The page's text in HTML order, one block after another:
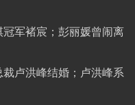
军褚宸；彭丽媛曾闹离
卢洪峰结婚；卢洪峰系